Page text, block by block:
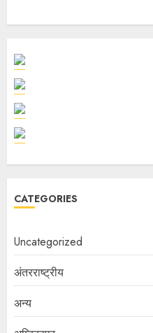
CATEGORIES
Uncategorized
अंतरराष्ट्रीय
अन्य